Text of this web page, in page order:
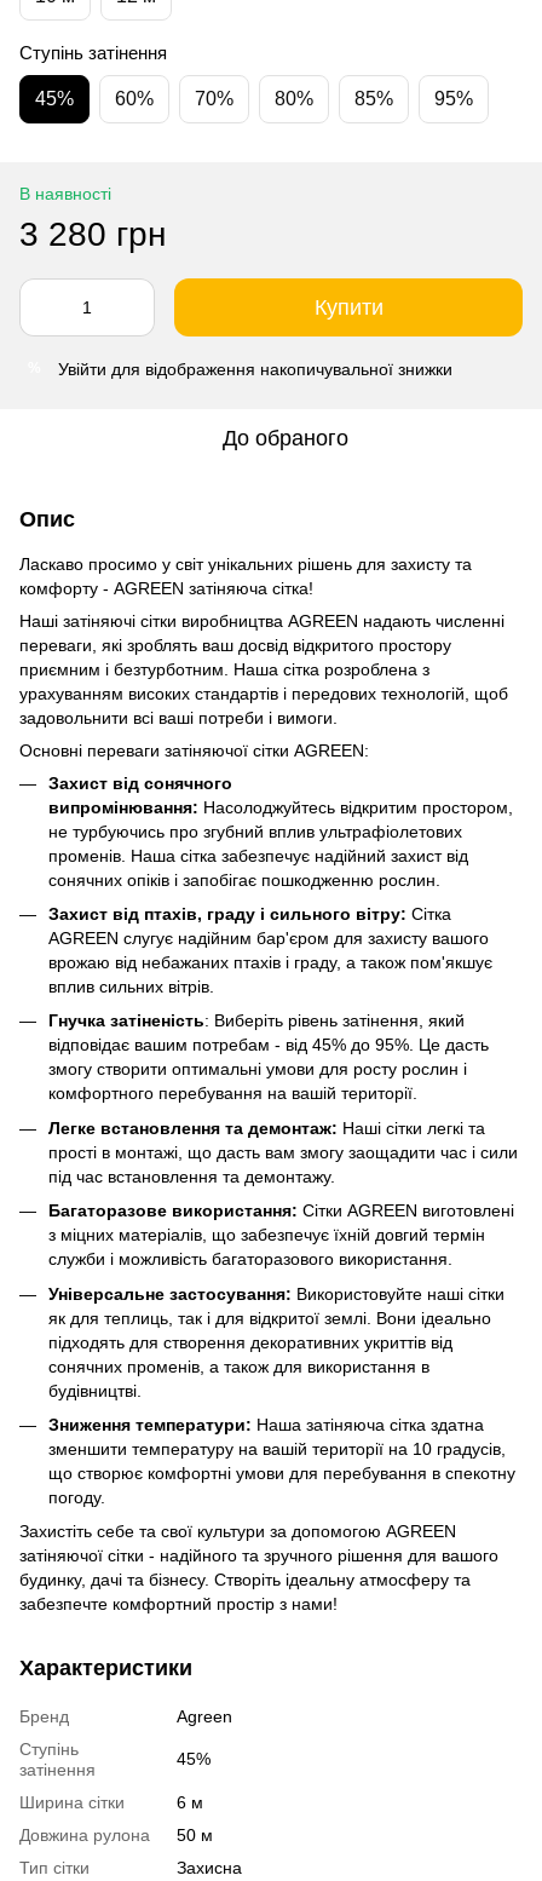
Ступінь затінення
45% 60% 70% 80% 85% 95%
В наявності
3 280 грн
Купити
Увійти для відображення накопичувальної знижки
До обраного
Опис
Ласкаво просимо у світ унікальних рішень для захисту та
комфорту - AGREEN затіняюча сітка!
Наші затіняючі сітки виробництва AGREEN надають численні
переваги, які зроблять ваш досвід відкритого простору
приємним і безтурботним. Наша сітка розроблена з
урахуванням високих стандартів і передових технологій, щоб
задовольнити всі ваші потреби і вимоги.
Основні переваги затіняючої сітки AGREEN:
Захист від сонячного
випромінювання: Насолоджуйтесь відкритим простором,
не турбуючись про згубний вплив ультрафіолетових
променів. Наша сітка забезпечує надійний захист від
сонячних опіків і запобігає пошкодженню рослин.
Захист від птахів, граду і сильного вітру: Сітка
AGREEN слугує надійним бар'єром для захисту вашого
врожаю від небажаних птахів і граду, а також пом'якшує
вплив сильних вітрів.
Гнучка затіненість: Виберіть рівень затінення, який
відповідає вашим потребам - від 45% до 95%. Це дасть
змогу створити оптимальні умови для росту рослин і
комфортного перебування на вашій території.
Легке встановлення та демонтаж: Наші сітки легкі та
прості в монтажі, що дасть вам змогу заощадити час і сили
під час встановлення та демонтажу.
Багаторазове використання: Сітки AGREEN виготовлені
з міцних матеріалів, що забезпечує їхній довгий термін
служби і можливість багаторазового використання.
Універсальне застосування: Використовуйте наші сітки
як для теплиць, так і для відкритої землі. Вони ідеально
підходять для створення декоративних укриттів від
сонячних променів, а також для використання в
будівництві.
Зниження температури: Наша затіняюча сітка здатна
зменшити температуру на вашій території на 10 градусів,
що створює комфортні умови для перебування в спекотну
погоду.
Захистіть себе та свої культури за допомогою AGREEN
затіняючої сітки - надійного та зручного рішення для вашого
будинку, дачі та бізнесу. Створіть ідеальну атмосферу та
забезпечте комфортний простір з нами!
Характеристики
Бренд
Agreen
Ступінь
затінення
45%
Ширина сітки
6 м
Довжина рулона
50 м
Тип сітки
Захисна